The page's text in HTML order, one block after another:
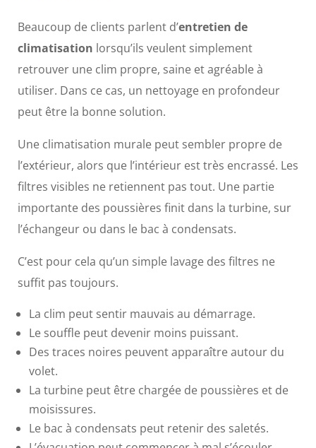
Beaucoup de clients parlent d’entretien de
climatisation lorsqu’ils veulent simplement
retrouver une clim propre, saine et agréable à
utiliser. Dans ce cas, un nettoyage en profondeur
peut être la bonne solution.
Une climatisation murale peut sembler propre de
l’extérieur, alors que l’intérieur est très encrassé. Les
filtres visibles ne retiennent pas tout. Une partie
importante des poussières finit dans la turbine, sur
l’échangeur ou dans le bac à condensats.
C’est pour cela qu’un simple lavage des filtres ne
suffit pas toujours.
La clim peut sentir mauvais au démarrage.
Le souffle peut devenir moins puissant.
Des traces noires peuvent apparaître autour du
volet.
La turbine peut être chargée de poussières et de
moisissures.
Le bac à condensats peut retenir des saletés.